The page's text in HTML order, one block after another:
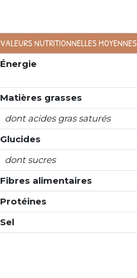
VALEURS NUTRITIONNELLES MOYENNES
Énergie
Matières grasses
dont acides gras saturés
Glucides
dont sucres
Fibres alimentaires
Protéines
Sel